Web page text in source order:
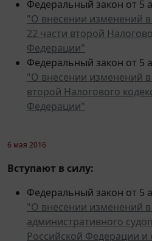
"О внесении изменений
22 части второй
Федерации"
Федеральный закон от 5
"О внесении изменений в
второй Налогового
Федерации"
"О внесении изменений в
административного
Российской Федерации и